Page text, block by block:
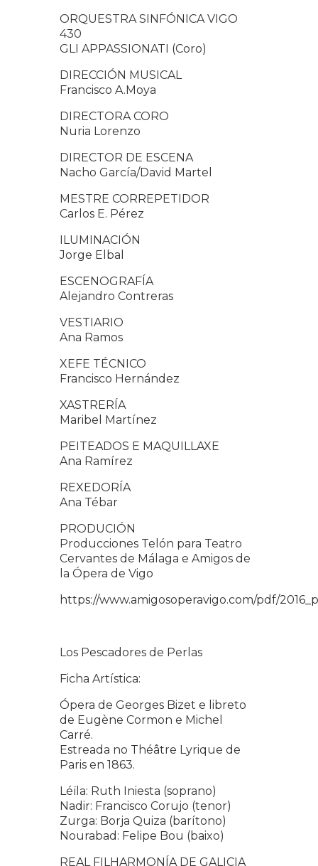
ORQUESTRA SINFÓNICA VIGO
430
GLI APPASSIONATI (Coro)
DIRECCIÓN MUSICAL
Francisco A.Moya
DIRECTORA CORO
Nuria Lorenzo
DIRECTOR DE ESCENA
Nacho García/David Martel
MESTRE CORREPETIDOR
Carlos E. Pérez
ILUMINACIÓN
Jorge Elbal
ESCENOGRAFÍA
Alejandro Contreras
VESTIARIO
Ana Ramos
XEFE TÉCNICO
Francisco Hernández
XASTRERÍA
Maribel Martínez
PEITEADOS E MAQUILLAXE
Ana Ramírez
REXEDORÍA
Ana Tébar
PRODUCIÓN
Producciones Telón para Teatro
Cervantes de Málaga e Amigos de
la Ópera de Vigo
https://www.amigosoperavigo.com/pdf/
Los Pescadores de Perlas
Ficha Artística:
Ópera de Georges Bizet e libreto
de Eugène Cormon e Michel
Carré.
Estreada no Théâtre Lyrique de
Paris en 1863.
Léïla: Ruth Iniesta (soprano)
Nadir: Francisco Corujo (tenor)
Zurga: Borja Quiza (barítono)
Nourabad: Felipe Bou (baixo)
REAL FILHARMONÍA DE GALICIA